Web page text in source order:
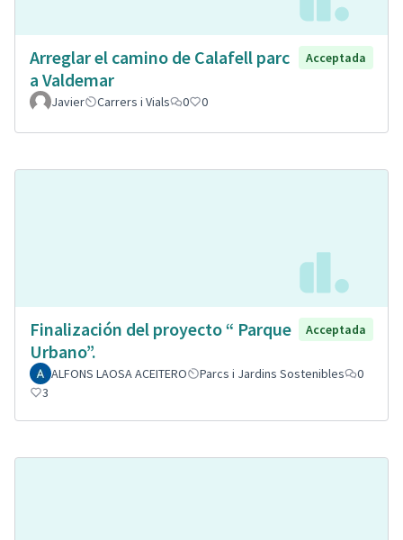
Arreglar el camino de Calafell parc
a Valdemar
Acceptada
Javier Carrers i Vials 0 0
Finalización del proyecto “ Parque
Urbano”.
Acceptada
ALFONS LAOSA ACEITERO Parcs i Jardins Sostenibles
0
3